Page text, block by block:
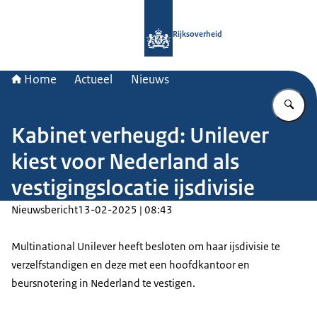
Rijksoverheid
Home Actueel Nieuws
Kabinet verheugd: Unilever
kiest voor Nederland als
vestigingslocatie ijsdivisie
Nieuwsbericht13-02-2025 | 08:43
Multinational Unilever heeft besloten om haar ijsdivisie te
verzelfstandigen en deze met een hoofdkantoor en
beursnotering in Nederland te vestigen.